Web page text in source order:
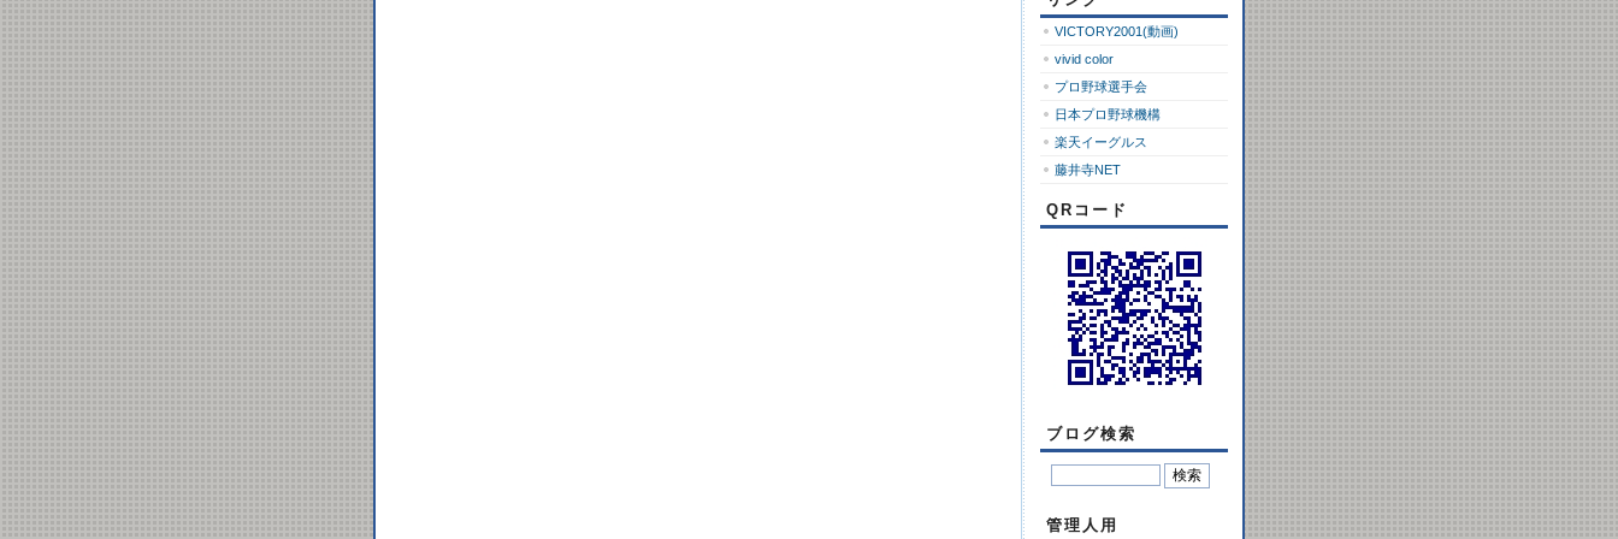
ロ
VICTORY2001(動画)
vivid color
プロ野球選手会
日本プロ野球機構
楽天イーグルス
藤井寺NET
QRコード
ブログ検索
管理人用